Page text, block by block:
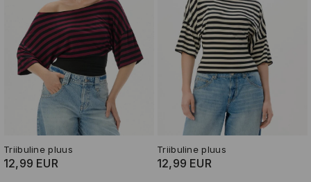
Triibuline pluus
12,99 EUR
Triibuline pluus
12,99 EUR